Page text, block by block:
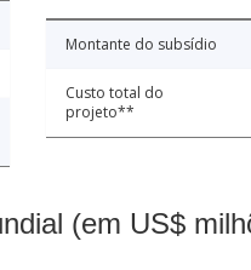
Montante do subsídio
Custo total do
projeto**
(em US$